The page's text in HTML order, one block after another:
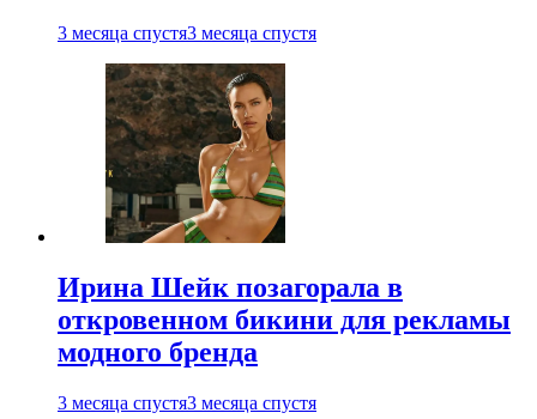
3 месяца спустя3 месяца спустя
Ирина Шейк позагорала в
откровенном бикини для рекламы
модного бренда
3 месяца спустя3 месяца спустя